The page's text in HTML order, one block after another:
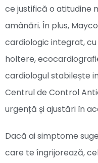
ce justifică o atitudine
amânări. În plus,
cardiologic integrat,
holtere,
cardiologul stabilește
Centrul de Control
urgență și ajustări în
Dacă ai simptome
care te îngrijorează,